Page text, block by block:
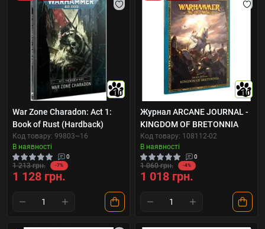
10
War Zone Charadon: Act 1:
Book of Rust (Hardback)
Код товару: 99803~16
В наявності
0
1 213 грн. -7%
1 128 грн.
10
Журнал ARCANE JOURNAL -
KINGDOM OF BRETONNIA
Код товару: 108112-02
В наявності
0
1 060 грн. -4%
1 018 грн.